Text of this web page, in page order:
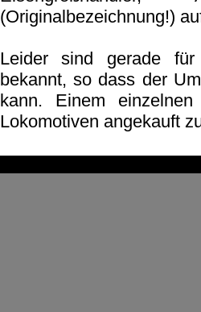
(Originalbezeichnung!)
Leider sind gerade für
bekannt, so dass der
kann. Einem
Lokomotiven angekauft